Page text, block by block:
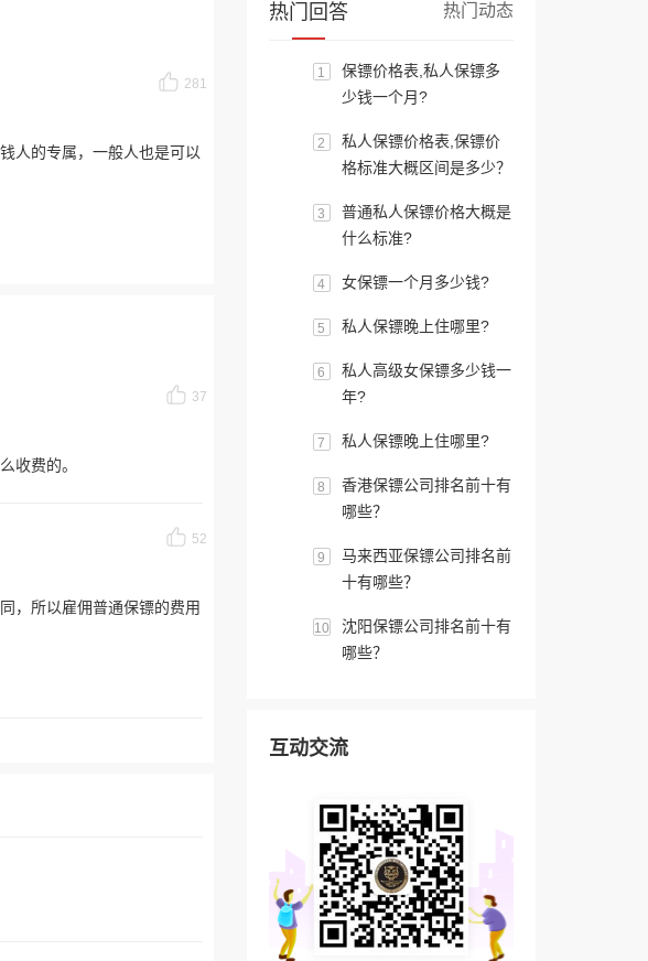
281
人的专属，一般人也是可以
37
收费的。
52
，所以雇佣普通保镖的费用
热门回答 热门动态
1
保镖价格表,私人保镖多
少钱一个月?
2
私人保镖价格表,保镖价
格标准大概区间是多少？
3
普通私人保镖价格大概是
什么标准?
4 女保镖一个月多少钱?
5 私人保镖晚上住哪里?
6
私人高级女保镖多少钱一
年?
7 私人保镖晚上住哪里?
8
香港保镖公司排名前十有
哪些？
9
马来西亚保镖公司排名前
十有哪些？
10
沈阳保镖公司排名前十有
哪些？
互动交流